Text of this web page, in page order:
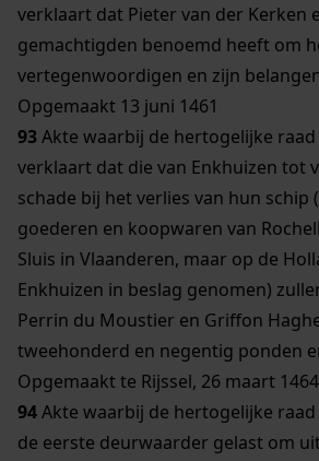
verklaart dat Pieter van der Kerken
gemachtigden benoemd heeft om
vertegenwoordigen en zijn
Opgemaakt 13 juni 1461
93Akte waarbij de hertogelijke
verklaart dat die van Enkhuizen tot
schade bij het verlies van hun schip
goederen en koopwaren van
Sluis in Vlaanderen, maar op de
Enkhuizen in beslag genomen)
Perrin du Moustier en Griffon
tweehonderd en negentig ponden
Opgemaakt te Rijssel, 26 maart 1464
94Akte waarbij de hertogelijke
de eerste deurwaarder gelast om